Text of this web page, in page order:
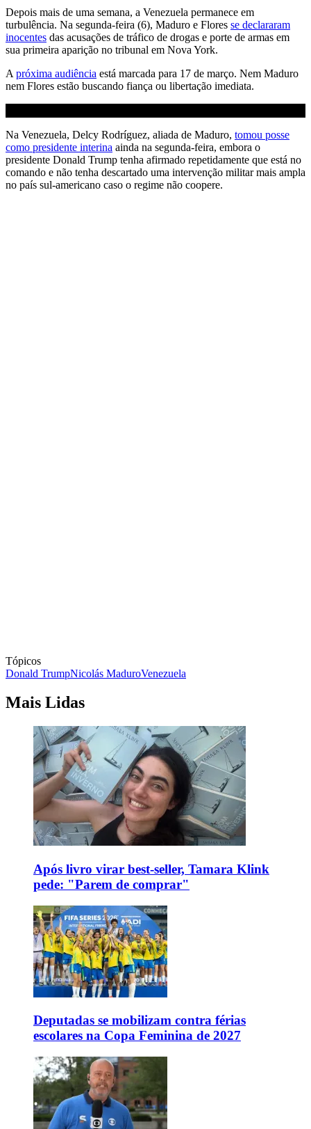
Depois mais de uma semana, a Venezuela permanece em
turbulência. Na segunda-feira (6), Maduro e Flores se declararam
inocentes das acusações de tráfico de drogas e porte de armas em
sua primeira aparição no tribunal em Nova York.
A próxima audiência está marcada para 17 de março. Nem Maduro
nem Flores estão buscando fiança ou libertação imediata.
Na Venezuela, Delcy Rodríguez, aliada de Maduro, tomou posse
como presidente interina ainda na segunda-feira, embora o
presidente Donald Trump tenha afirmado repetidamente que está no
comando e não tenha descartado uma intervenção militar mais ampla
no país sul-americano caso o regime não coopere.
Tópicos
Donald TrumpNicolás MaduroVenezuela
Mais Lidas
Após livro virar best-seller, Tamara Klink
pede: "Parem de comprar"
Deputadas se mobilizam contra férias
escolares na Copa Feminina de 2027